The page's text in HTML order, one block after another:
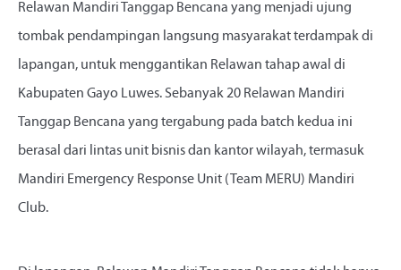
Relawan Mandiri Tanggap Bencana yang menjadi ujung
tombak pendampingan langsung masyarakat terdampak di
lapangan, untuk menggantikan Relawan tahap awal di
Kabupaten Gayo Luwes. Sebanyak 20 Relawan Mandiri
Tanggap Bencana yang tergabung pada batch kedua ini
berasal dari lintas unit bisnis dan kantor wilayah, termasuk
Mandiri Emergency Response Unit (Team MERU) Mandiri
Club.